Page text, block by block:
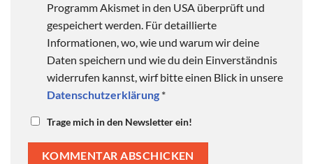
Programm Akismet in den USA überprüft und
gespeichert werden. Für detaillierte
Informationen, wo, wie und warum wir deine
Daten speichern und wie du dein Einverständnis
widerrufen kannst, wirf bitte einen Blick in unsere
Datenschutzerklärung *
Trage mich in den Newsletter ein!